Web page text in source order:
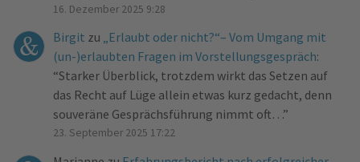
16. Dezember 2025 9:28
Birgit zu „Erlaubt oder nicht?“– Vom Umgang mit
(un-)erlaubten Fragen im Vorstellungsgespräch:
“Starker Überblick, trotzdem wirkt das Setzen auf
das Recht auf Lüge allein etwas kurz gedacht, denn
souveräne Gesprächsführung nimmt oft… ”
23. September 2025 17:22